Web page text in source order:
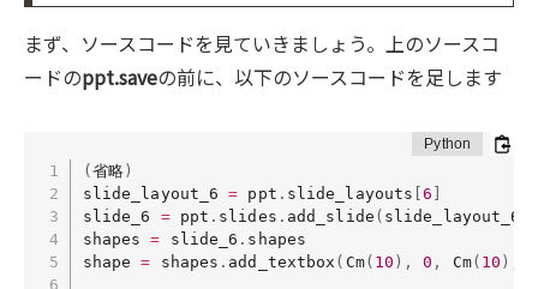
まず、ソースコードを見ていきましょう。上のソースコ
ードのppt.saveの前に、以下のソースコードを足します
( 省略 )
slide_layout_6 = ppt . slide_layouts [6
slide_6 = ppt . slides . add_slide ( slide_layout_6
shapes = slide_6 . shapes
shape = shapes . add_textbox ( Cm( 10 ) , 0 , Cm( 10 )